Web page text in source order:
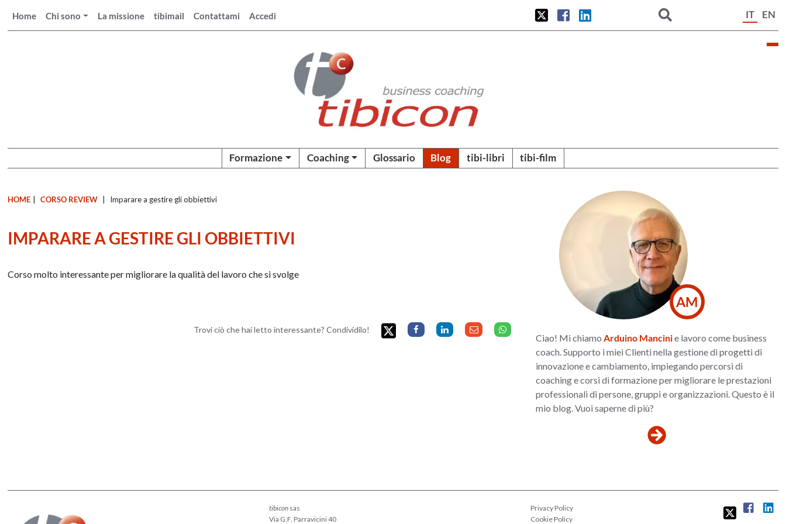
Home Chi sono La missione tibimail Contattami Accedi IT EN
Formazione Coaching Glossario Blog tibi-libri tibi-film
HOME CORSO REVIEW Imparare a gestire gli obbiettivi
IMPARARE A GESTIRE GLI OBBIETTIVI
Corso molto interessante per migliorare la qualità del lavoro che si svolge
Trovi ciò che hai letto interessante? Condividilo!
AM
Ciao! Mi chiamo Arduino Mancinie lavoro come business
coach. Supporto i miei Clienti nella gestione di progetti di
innovazione e cambiamento, impiegando percorsi di
coaching e corsi di formazione per migliorare le prestazioni
professionali di persone, gruppi e organizzazioni. Questo è il
mio blog. Vuoi saperne di più?
tibiconsas
Via G.F. Parravicini 40
Privacy Policy
Cookie Policy